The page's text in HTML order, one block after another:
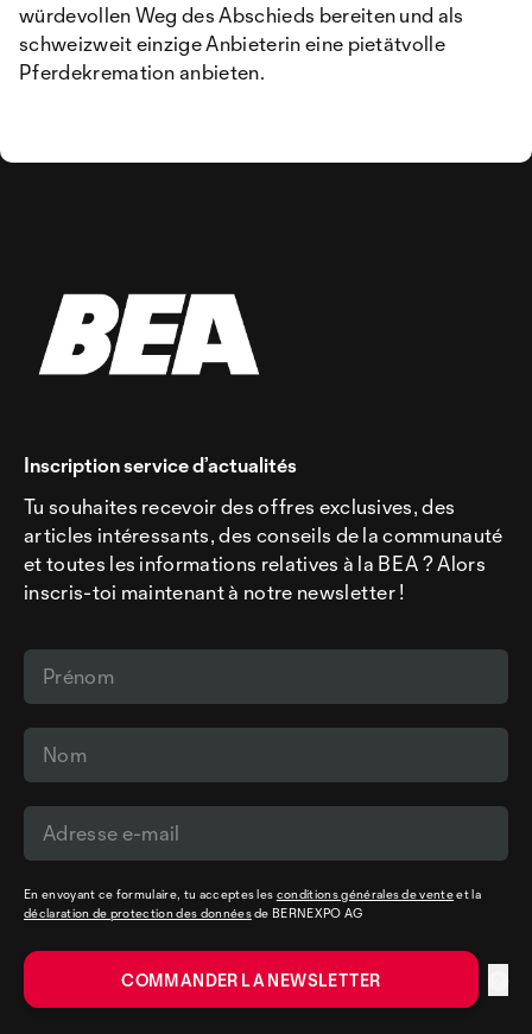
würdevollen Weg des Abschieds bereiten und als
schweizweit einzige Anbieterin eine pietätvolle
Pferdekremation anbieten.
Inscription service d’actualités
Tu souhaites recevoir des offres exclusives, des
articles intéressants, des conseils de la communauté
et toutes les informations relatives à la BEA ? Alors
inscris-toi maintenant à notre newsletter !
En envoyant ce formulaire, tu acceptes les conditions générales de venteet la
déclaration de protection des donnéesde BERNEXPO AG